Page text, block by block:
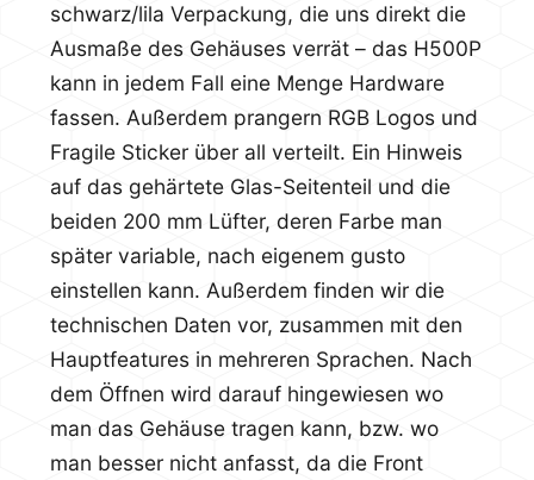
schwarz/lila Verpackung, die uns direkt die
Ausmaße des Gehäuses verrät – das H500P
kann in jedem Fall eine Menge Hardware
fassen. Außerdem prangern RGB Logos und
Fragile Sticker über all verteilt. Ein Hinweis
auf das gehärtete Glas-Seitenteil und die
beiden 200 mm Lüfter, deren Farbe man
später variable, nach eigenem gusto
einstellen kann. Außerdem finden wir die
technischen Daten vor, zusammen mit den
Hauptfeatures in mehreren Sprachen. Nach
dem Öffnen wird darauf hingewiesen wo
man das Gehäuse tragen kann, bzw. wo
man besser nicht anfasst, da die Front